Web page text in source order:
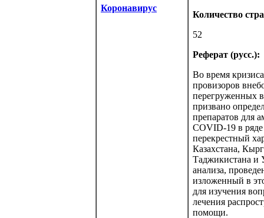
Коронавирус
Количество
52
Реферат (русс.):
Во время
провизоров
перегруженных
призвано
препаратов для
COVID-19 в
перекрестный
Казахстана,
Таджикистана и
анализа,
изложенный в
для изучения
лечения
помощи.